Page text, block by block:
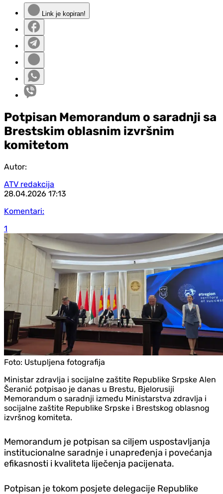
Link je kopiran!
Potpisan Memorandum o saradnji sa
Brestskim oblasnim izvršnim
komitetom
Autor:
ATV redakcija
28.04.2026 17:13
Komentari:
1
Foto: Ustupljena fotografija
Ministar zdravlja i socijalne zaštite Republike Srpske Alen
Šeranić potpisao je danas u Brestu, Bjelorusiji
Memorandum o saradnji između Ministarstva zdravlja i
socijalne zaštite Republike Srpske i Brestskog oblasnog
izvršnog komiteta.
Memorandum je potpisan sa ciljem uspostavljanja
institucionalne saradnje i unapređenja i povećanja
efikasnosti i kvaliteta liječenja pacijenata.
Potpisan je tokom posjete delegacije Republike